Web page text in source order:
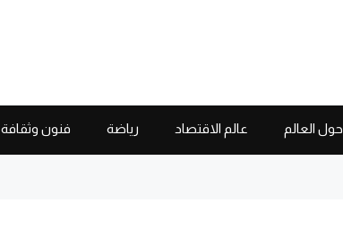
حول العالم عالم الاقتصاد رياضة فنون وثقافة